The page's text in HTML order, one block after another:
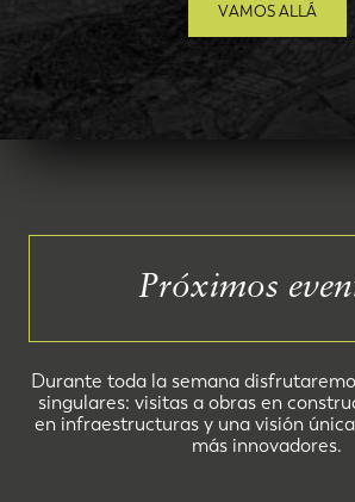
VAMOS ALLÁ
Próximos
Durante toda la semana
singulares: visitas a obras en
en infraestructuras y una visión
más innovadores.